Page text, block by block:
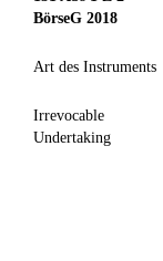
BörseG 2018
Art des Instruments
Irrevocable
Undertaking